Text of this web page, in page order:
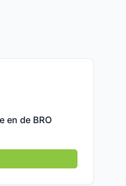
en de BRO